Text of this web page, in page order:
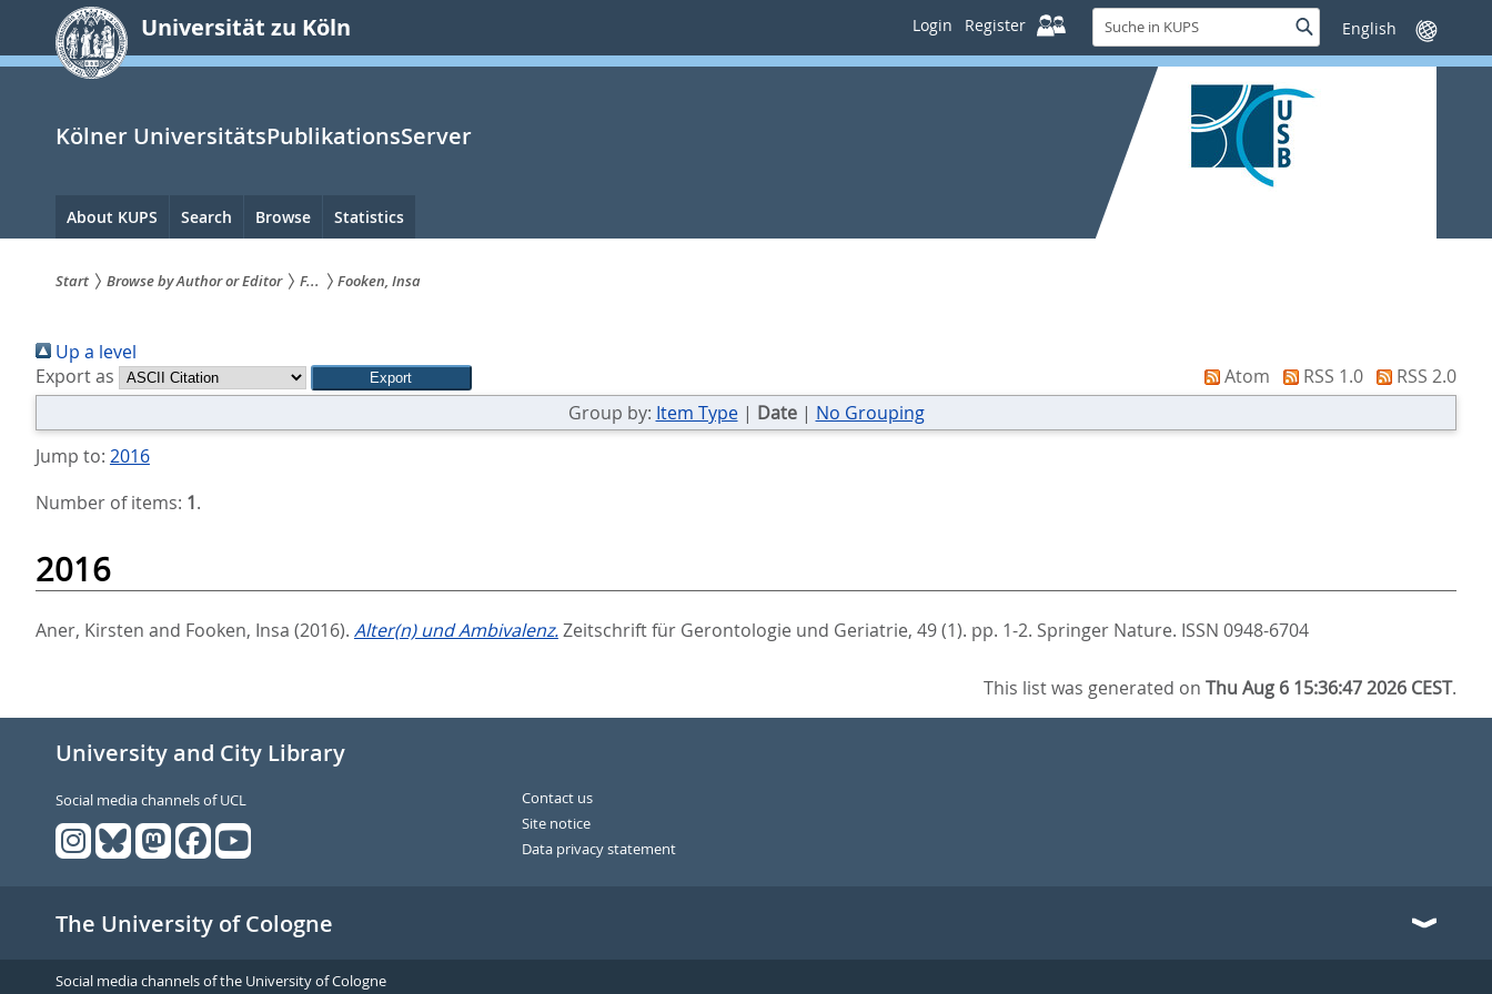
springen
Universität zu Köln Login Register
Suche
in
KUPS
SucheSprache
wechseln
Kölner UniversitätsPublikationsServer
Hauptnavigation
About KUPS Search Browse Statistics
sind
hier:
Start Browse by Author or Editor F... Fooken, Insa
Up a level
Export as
Atom RSS 1.0
RSS 2.0
Group by: Item Type| Date| No Grouping
Jump to: 2016
Number of items: 1.
2016
Aner, Kirsten and Fooken, Insa (2016). Alter(n) und Ambivalenz.Zeitschrift für Gerontologie und Geriatrie, 49 (1). pp. 1-2. Springer Nature. ISSN 0948-6704
This list was generated onThu Aug 6 15:36:47 2026 CEST.
University and City Library
Social media channels of UCL
Contact us
Site notice
Data privacy statement
The University of Cologne
Social media channels of the University of Cologne